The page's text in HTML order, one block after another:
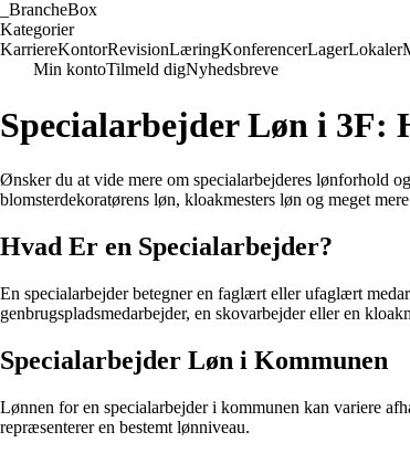
BrancheBox
Kategorier
KarriereKontorRevisionLæringKonferencerLagerLokaler
Min kontoTilmeld digNyhedsbreve
Specialarbejder Løn i 3F:
Ønsker du at vide mere om specialarbejderes lønforhold
blomsterdekoratørens løn, kloakmesters løn og meget
Hvad Er en Specialarbejder?
En specialarbejder betegner en faglært eller ufaglært
genbrugspladsmedarbejder, en skovarbejder eller en
Specialarbejder Løn i Kommunen
Lønnen for en specialarbejder i kommunen kan variere
repræsenterer en bestemt lønniveau.